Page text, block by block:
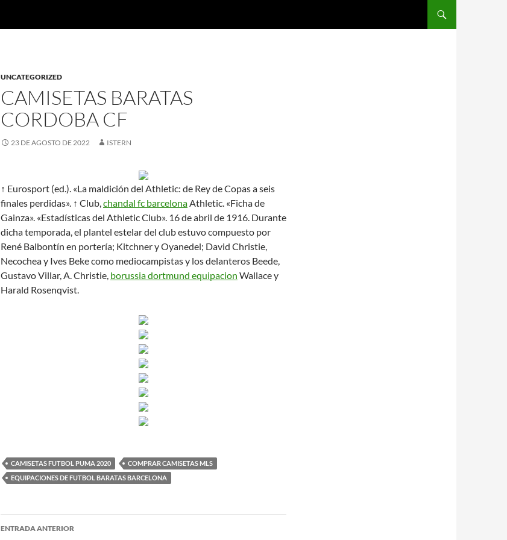
UNCATEGORIZED
CAMISETAS BARATAS
CORDOBA CF
23 DE AGOSTO DE 2022 ISTERN
↑ Eurosport (ed.). «La maldición del Athletic: de Rey de Copas a seis
finales perdidas». ↑ Club,chandal fc barcelonaAthletic. «Ficha de
Gainza». «Estadísticas del Athletic Club». 16 de abril de 1916. Durante
dicha temporada, el plantel estelar del club estuvo compuesto por
René Balbontín en portería; Kitchner y Oyanedel; David Christie,
Necochea y Ives Beke como mediocampistas y los delanteros Beede,
Gustavo Villar, A. Christie, borussia dortmund equipacion Wallace y
Harald Rosenqvist.
CAMISETAS FUTBOL PUMA 2020
COMPRAR CAMISETAS MLS
EQUIPACIONES DE FUTBOL BARATAS BARCELONA
Navegación
ENTRADA ANTERIOR